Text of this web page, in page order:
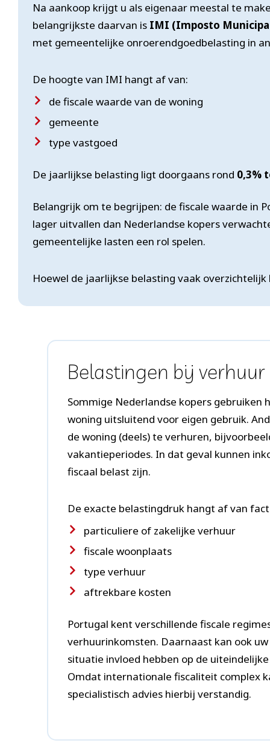
Na aankoop krijgt u als eigenaar meestal te
belangrijkste daarvan is IMI (Imposto
met gemeentelijke onroerendgoedbelasting in
De hoogte van IMI hangt af van:
de fiscale waarde van de woning
gemeente
type vastgoed
De jaarlijkse belasting ligt doorgaans rond 0,3%
Belangrijk om te begrijpen: de fiscale waarde in
lager uitvallen dan Nederlandse kopers
gemeentelijke lasten een rol spelen.
Hoewel de jaarlijkse belasting vaak
Belastingen bij verhuur
Sommige Nederlandse kopers gebruiken
woning uitsluitend voor eigen gebruik.
de woning (deels) te verhuren,
vakantieperiodes. In dat geval kunnen
fiscaal belast zijn.
De exacte belastingdruk hangt af van
particuliere of zakelijke verhuur
fiscale woonplaats
type verhuur
aftrekbare kosten
Portugal kent verschillende fiscale
verhuurinkomsten. Daarnaast kan ook
situatie invloed hebben op de
Omdat internationale fiscaliteit complex
specialistisch advies hierbij verstandig.